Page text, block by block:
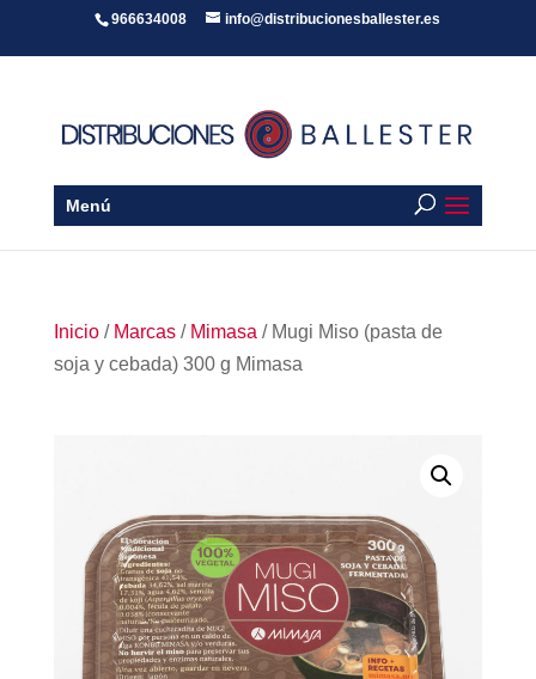
966634008 info@distribucionesballester.es
Menú
Inicio/ Marcas/ Mimasa / Mugi Miso (pasta de
soja y cebada) 300 g Mimasa